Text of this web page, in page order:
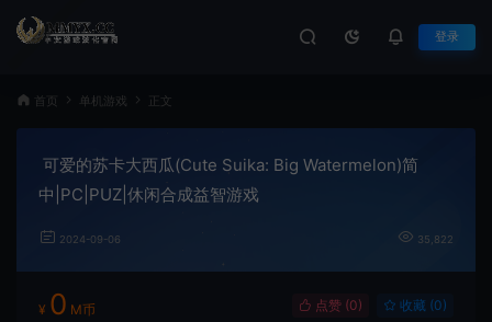
登录
首页 单机游戏 正文
可爱的苏卡大西瓜(Cute Suika: Big Watermelon)简
中|PC|PUZ|休闲合成益智游戏
2024-09-06 35,822
¥ 0 M币 点赞 (0) 收藏 (0)